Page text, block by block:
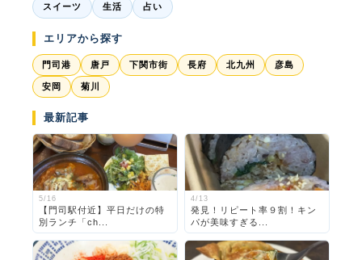
スイーツ 生活 占い
エリアから探す
門司港 唐戸 下関市街 長府 北九州 彦島
安岡 菊川
最新記事
5/16
【門司駅付近】平日だけの特
別ランチ「ch...
4/13
発見！リピート率９割！キン
パが美味すぎる...